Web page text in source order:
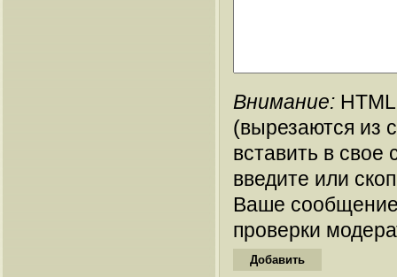
Внимание:
(вырезаются из
вставить в
введите или
Ваше
проверки